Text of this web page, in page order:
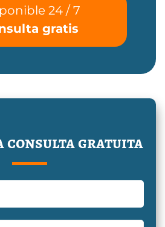
24 / 7
gratis
consulta gratuita